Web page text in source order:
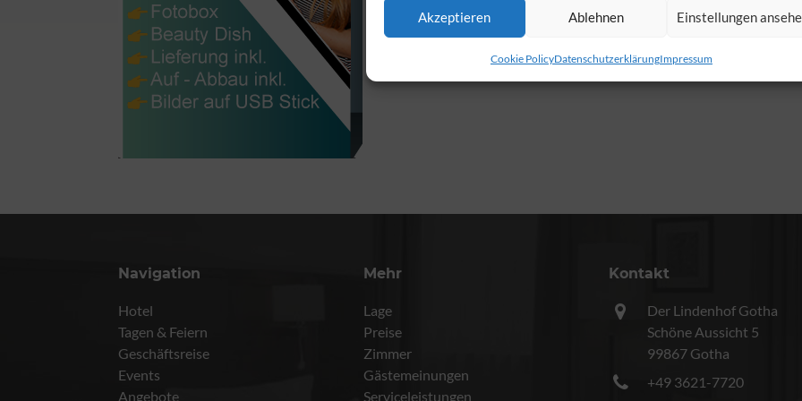
Akzeptieren Ablehnen Einstellungen
Cookie PolicyDatenschutzerklärungImpressum
Navigation
Hotel
Tagen & Feiern
Geschäftsreise
Events
Angebote
Mehr
Lage
Preise
Zimmer
Gästemeinungen
Serviceleistungen
Kontakt
Der Lindenhof Gotha
Schöne Aussicht 5
99867 Gotha
+49 3621-7720